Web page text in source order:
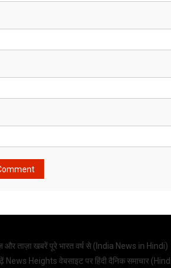
और ताज़ा खबरें पूरे भारत वर्ष से ( India News in Hindi)
News Heights वेबसाइट पर हिंदी दैनिक समाचार (